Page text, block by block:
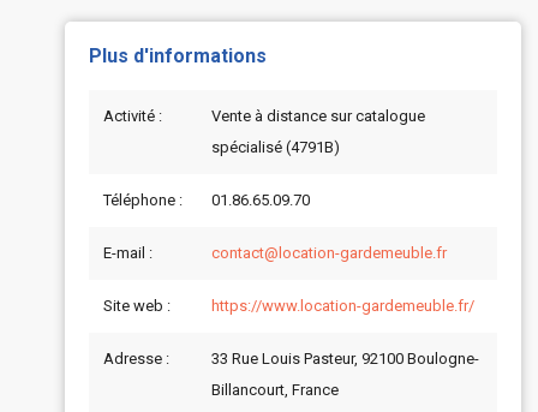
Plus d'informations
Activité :
Vente à distance sur catalogue
spécialisé (4791B)
Téléphone : 01.86.65.09.70
E-mail : contact@location-gardemeuble.fr
Site web : https://www.location-gardemeuble.fr/
Adresse :
33 Rue Louis Pasteur, 92100 Boulogne-
Billancourt, France